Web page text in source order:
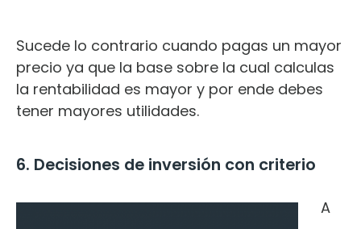
Sucede lo contrario cuando pagas un mayor
precio ya que la base sobre la cual calculas
la rentabilidad es mayor y por ende debes
tener mayores utilidades.
6. Decisiones de inversión con criterio
A